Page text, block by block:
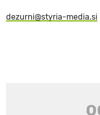
dezurni@styria-media.si